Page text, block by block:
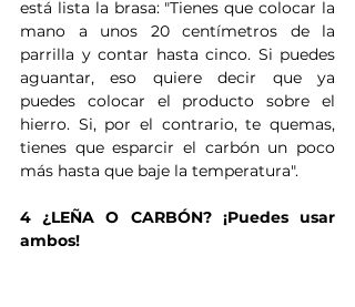
está lista la brasa: "Tienes que colocar la
mano a unos 20 centímetros de la
parrilla y contar hasta cinco. Si puedes
aguantar, eso quiere decir que ya
puedes colocar el producto sobre el
hierro. Si, por el contrario, te quemas,
tienes que esparcir el carbón un poco
más hasta que baje la temperatura".
4 ¿LEÑA O CARBÓN? ¡Puedes usar
ambos!